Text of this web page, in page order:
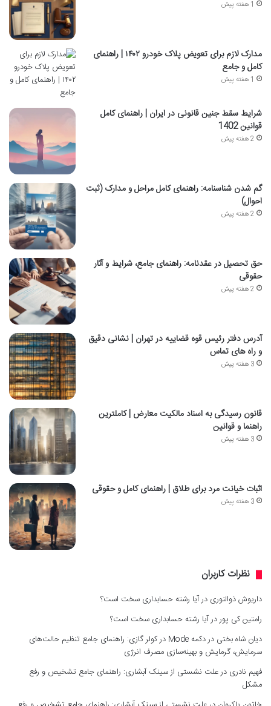
1 هفته پیش
مدارک لازم برای تعویض پلاک خودرو ۱۴۰۲ | راهنمای
کامل و جامع
1 هفته پیش
شرایط سقط جنین قانونی در ایران | راهنمای کامل
قوانین 1402
2 هفته پیش
گم شدن شناسنامه: راهنمای کامل مراحل و مدارک (ثبت
احوال)
2 هفته پیش
حق تحصیل در عقدنامه: راهنمای جامع، شرایط و آثار
حقوقی
2 هفته پیش
آدرس دفتر رئیس قوه قضاییه در تهران | نشانی دقیق
و راه های تماس
3 هفته پیش
قانون رسیدگی به اسناد مالکیت معارض | کاملترین
راهنما و قوانین
3 هفته پیش
اثبات خیانت مرد برای طلاق | راهنمای کامل و حقوقی
3 هفته پیش
نظرات کاربران
داریوش ذوالنوری درآیا رشته حسابداری سخت است؟
رامتین کی پوردرآیا رشته حسابداری سخت است؟
دیان شاه بختی در
دکمه Mode در کولر گازی: راهنمای جامع تنظیم حالت‌های
سرمایش، گرمایش و بهینه‌سازی مصرف انرژی
فهیم نادری درعلت نشستی از سینک آبشاری: راهنمای جامع تشخیص و رفع
مشکل